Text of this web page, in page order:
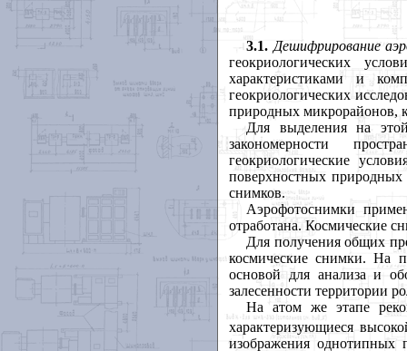
3.1. Дешифрирование
геокриологических
характеристиками и
геокриологических
природных микрорайонов,
Для выделения на
закономерности
геокриологические
поверхностных природных
снимков.
Аэрофотоснимки
отработана. Космические
Для получения общих
космические снимки. На
основой для анализа и
залесенности территории
На атом же этапе
характеризующиеся
изображения однотипных